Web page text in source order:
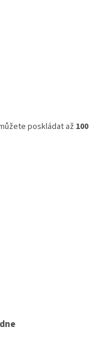
poskládat až 100